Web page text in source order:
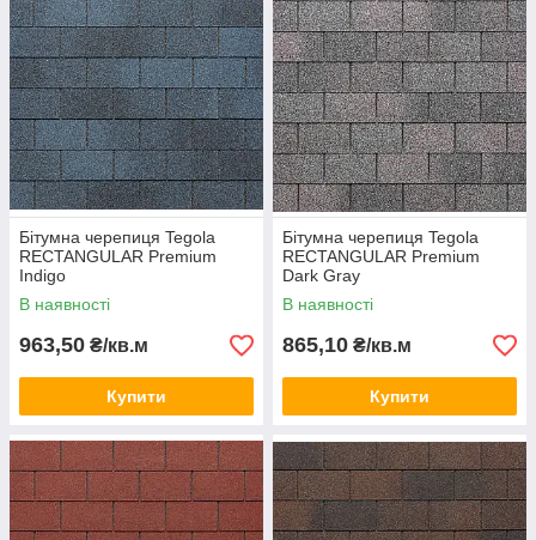
Premium Rectangular Naunced Brown
Бітумна черепиця Tegola
RECTANGULAR Premium
Indigo
В наявності
963,50 ₴/кв.м
Купити
Бітумна черепиця Tegola
RECTANGULAR Premium
Dark Gray
В наявності
865,10 ₴/кв.м
Купити